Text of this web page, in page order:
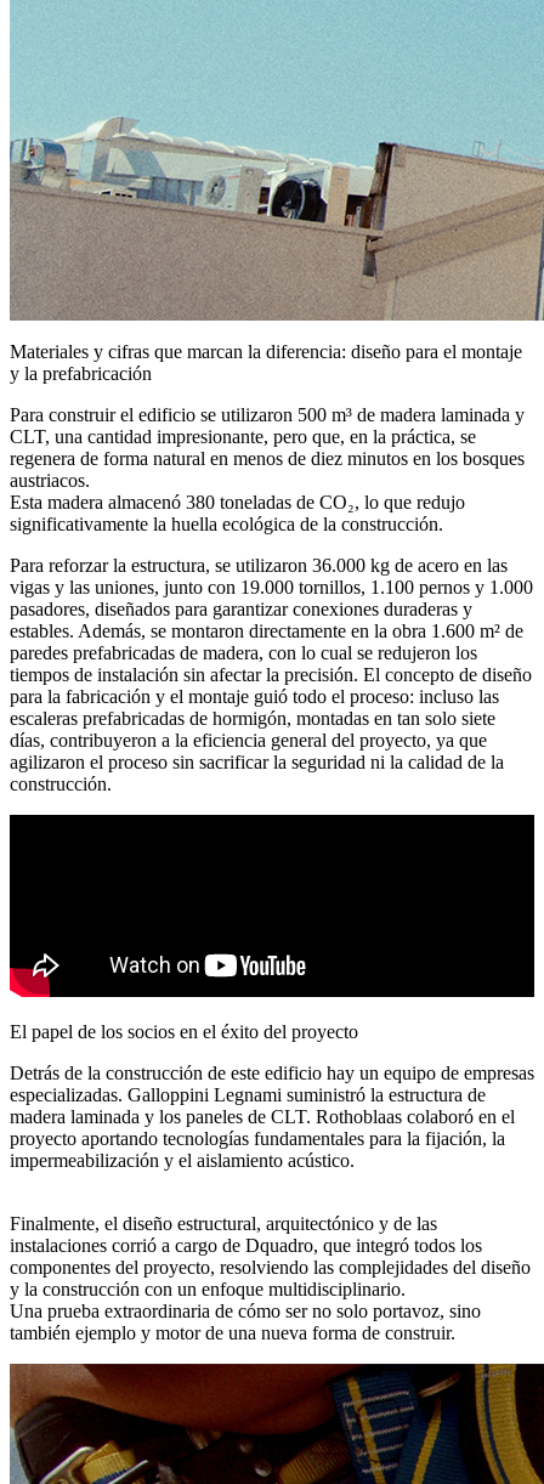
Materiales y cifras que marcan la diferencia: diseño para el montaje
y la prefabricación
Para construir el edificio se utilizaron 500 m³ de madera laminada y
CLT, una cantidad impresionante, pero que, en la práctica, se
regenera de forma natural en menos de diez minutos en los bosques
austriacos.
Esta madera almacenó 380 toneladas de CO₂, lo que redujo
significativamente la huella ecológica de la construcción.
Para reforzar la estructura, se utilizaron 36.000 kg de acero en las
vigas y las uniones, junto con 19.000 tornillos, 1.100 pernos y 1.000
pasadores, diseñados para garantizar conexiones duraderas y
estables. Además, se montaron directamente en la obra 1.600 m² de
paredes prefabricadas de madera, con lo cual se redujeron los
tiempos de instalación sin afectar la precisión. El concepto de diseño
para la fabricación y el montaje guió todo el proceso: incluso las
escaleras prefabricadas de hormigón, montadas en tan solo siete
días, contribuyeron a la eficiencia general del proyecto, ya que
agilizaron el proceso sin sacrificar la seguridad ni la calidad de la
construcción.
El papel de los socios en el éxito del proyecto
Detrás de la construcción de este edificio hay un equipo de empresas
especializadas. Galloppini Legnami suministró la estructura de
madera laminada y los paneles de CLT. Rothoblaas colaboró en el
proyecto aportando tecnologías fundamentales para la fijación, la
impermeabilización y el aislamiento acústico.
Finalmente, el diseño estructural, arquitectónico y de las
instalaciones corrió a cargo de Dquadro, que integró todos los
componentes del proyecto, resolviendo las complejidades del diseño
y la construcción con un enfoque multidisciplinario.
Una prueba extraordinaria de cómo ser no solo portavoz, sino
también ejemplo y motor de una nueva forma de construir.